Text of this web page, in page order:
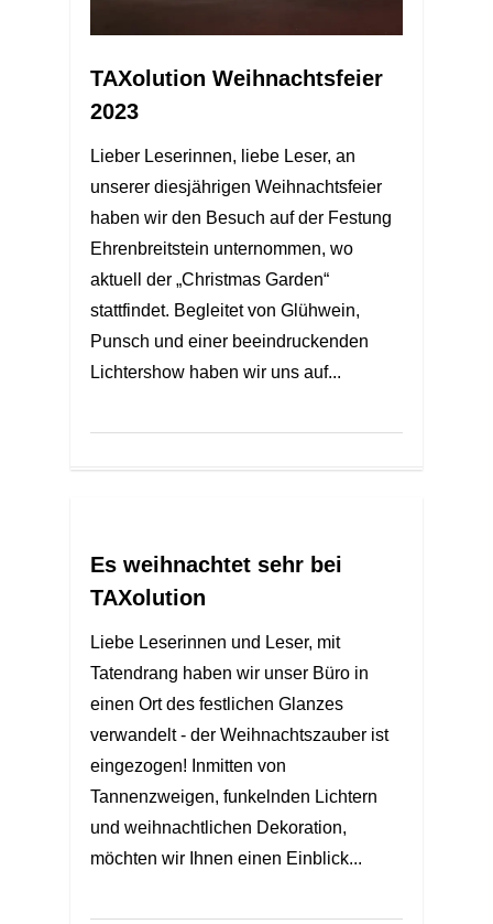
TAXolution Weihnachtsfeier
2023
Lieber Leserinnen, liebe Leser, an
unserer diesjährigen Weihnachtsfeier
haben wir den Besuch auf der Festung
Ehrenbreitstein unternommen, wo
aktuell der „Christmas Garden“
stattfindet. Begleitet von Glühwein,
Punsch und einer beeindruckenden
Lichtershow haben wir uns auf...
Es weihnachtet sehr bei
TAXolution
Liebe Leserinnen und Leser, mit
Tatendrang haben wir unser Büro in
einen Ort des festlichen Glanzes
verwandelt - der Weihnachtszauber ist
eingezogen! Inmitten von
Tannenzweigen, funkelnden Lichtern
und weihnachtlichen Dekoration,
möchten wir Ihnen einen Einblick...